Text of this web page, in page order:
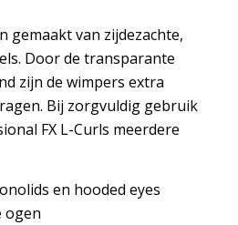
gemaakt van zijdezachte,
Door de transparante
zijn de wimpers extra
Bij zorgvuldig gebruik
FX L-Curls meerdere
en hooded eyes
ogen